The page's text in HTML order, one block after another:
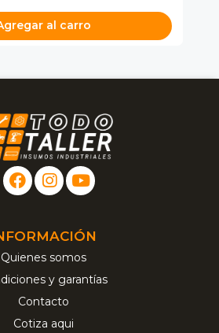
al carro
Quienes somos
y garantías
Contacto
Cotiza aqui